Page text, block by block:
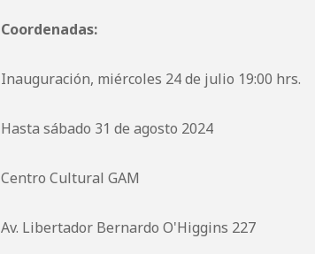
Coordenadas:
Inauguración, miércoles 24 de julio 19:00 hrs.
Hasta sábado 31 de agosto 2024
Centro Cultural GAM
Av. Libertador Bernardo O'Higgins 227